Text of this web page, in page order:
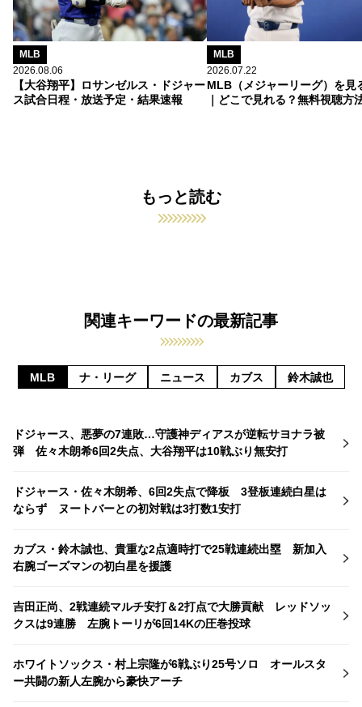
MLB
2026.08.06
【大谷翔平】ロサンゼルス・ドジャー
ス試合日程・放送予定・結果速報
MLB
2026.07.22
MLB（メジャーリーグ）を見
｜どこで見れる？無料視聴方
もっと読む
関連キーワードの最新記事
MLB ナ・リーグ ニュース カブス 鈴木誠也
ドジャース、悪夢の7連敗…守護神ディアスが逆転サヨナラ被
弾 佐々木朗希6回2失点、大谷翔平は10戦ぶり無安打
ドジャース・佐々木朗希、6回2失点で降板 3登板連続白星は
ならず ヌートバーとの初対戦は3打数1安打
カブス・鈴木誠也、貴重な2点適時打で25戦連続出塁 新加入
右腕ゴーズマンの初白星を援護
吉田正尚、2戦連続マルチ安打＆2打点で大勝貢献 レッドソッ
クスは9連勝 左腕トーリが6回14Kの圧巻投球
ホワイトソックス・村上宗隆が6戦ぶり25号ソロ オールスタ
ー共闘の新人左腕から豪快アーチ